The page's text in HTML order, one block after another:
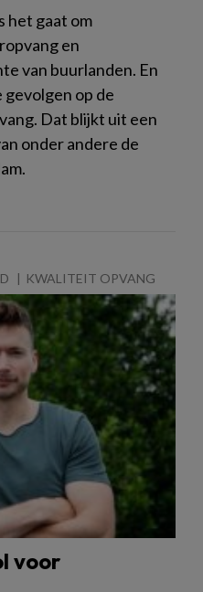
het gaat om
en
van buurlanden. En
op de
Dat blijkt uit een
onder andere de
KWALITEIT OPVANG
voor